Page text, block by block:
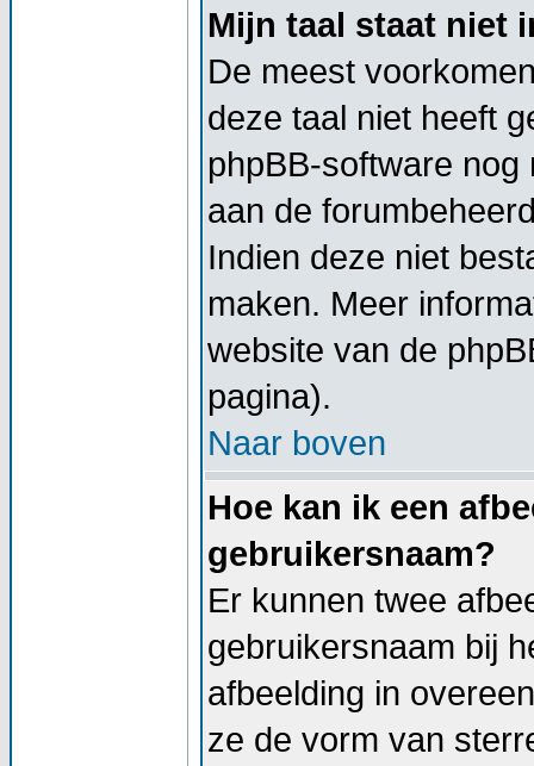
Mijn taal staat niet
De meest
deze taal niet heeft
phpBB-software
aan de
Indien deze niet
maken. Meer
website van de
pagina).
Naar boven
Hoe kan ik een
gebruikersnaam?
Er kunnen twee
gebruikersnaam bij
afbeelding in
ze de vorm van